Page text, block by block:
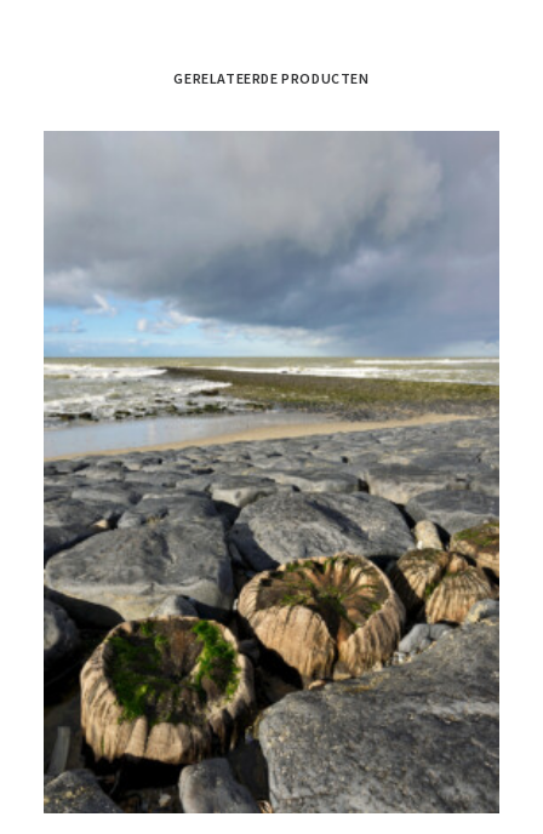
GERELATEERDE PRODUCTEN